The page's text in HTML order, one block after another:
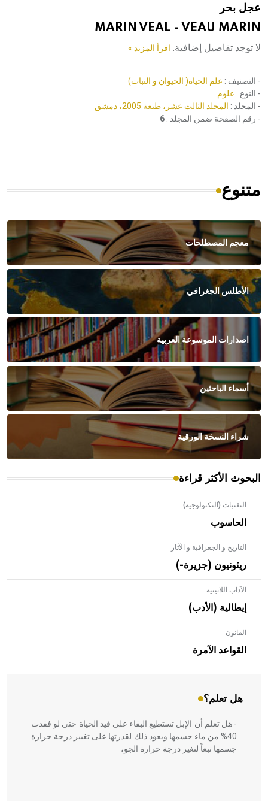
عجل بحر
MARIN VEAL - VEAU MARIN
لا توجد تفاصيل إضافية. اقرأ المزيد »
- التصنيف : علم الحياة( الحيوان و النبات)
- النوع : علوم
- المجلد : المجلد الثالث عشر، طبعة 2005، دمشق
- رقم الصفحة ضمن المجلد : 6
متنوع
معجم المصطلحات
الأطلس الجغرافي
اصدارات الموسوعة العربية
أسماء الباحثين
شراء النسخة الورقية
البحوث الأكثر قراءة
التقنيات (التكنولوجية)
الحاسوب
التاريخ و الجغرافية و الآثار
ريئونيون (جزيرة-)
الآداب اللاتينية
إيطالية (الأدب)
القانون
القواعد الآمرة
هل تعلم؟
- هل تعلم أن الأبلق نوع من الفنون الهندسية التي ارتبطت
بالعمارة الإسلامية في بلاد الشام ومصر خاصة، حيث يحرص
المعمار على بناء مداميكه وخاصة في الواجهات
- هل تعلم أن الإبل تستطيع البقاء على قيد الحياة حتى لو فقدت
40% من ماء جسمها ويعود ذلك لقدرتها على تغيير درجة حرارة
جسمها تبعاً لتغير درجة حرارة الجو،